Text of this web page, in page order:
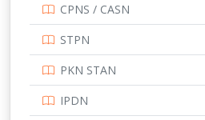
CPNS / CASN
STPN
PKN STAN
IPDN